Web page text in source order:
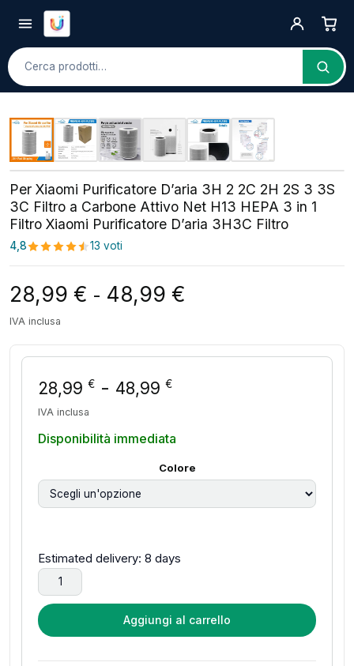
Cerca
Per Xiaomi Purificatore D’aria 3H 2 2C 2H 2S 3 3S
3C Filtro a Carbone Attivo Net H13 HEPA 3 in 1
Filtro Xiaomi Purificatore D’aria 3H3C Filtro
4,8 13 voti
28,99 € - 48,99 €
IVA inclusa
28,99 € - 48,99 €Fascia di prezzo:
IVA inclusa
Disponibilità immediata
Colore
Estimated delivery: 8 days
Per Xiaomi Purificatore D'aria 3H 2 2C 2H 2S 3 3S 3C
Aggiungi al carrello